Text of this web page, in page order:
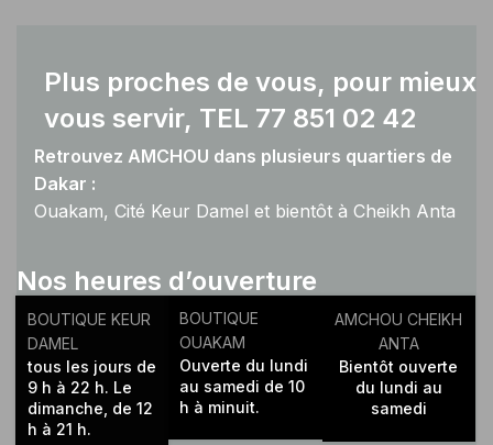
Plus proches de vous, pour mieux
vous servir, TEL 77 851 02 42
Retrouvez AMCHOU dans plusieurs quartiers de
Dakar :
Ouakam, Cité Keur Damel et bientôt à Cheikh Anta
Nos heures d’ouverture
BOUTIQUE KEUR
DAMEL
tous les jours de
9 h à 22 h. Le
dimanche, de 12
h à 21 h.
BOUTIQUE
OUAKAM
Ouverte du lundi
au samedi de 10
h à minuit.
AMCHOU CHEIKH
ANTA
Bientôt ouverte
du lundi au
samedi